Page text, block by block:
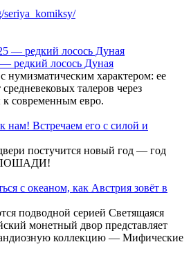
seriya_komiksy/
редкий лосось Дуная
нумизматическим характером: ее
талеров через
к современным евро.
нам! Встречаем его с силой и
постучится новый год — год
ЛОШАДИ!
с океаном, как Австрия зовёт в
подводной серией Светящаяся
монетный двор представляет
коллекцию — Мифические